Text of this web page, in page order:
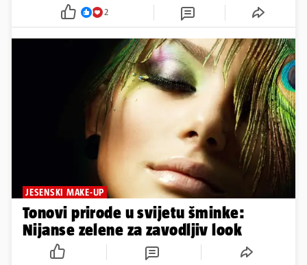
2
JESENSKI MAKE-UP
Tonovi prirode u svijetu šminke:
Nijanse zelene za zavodljiv look